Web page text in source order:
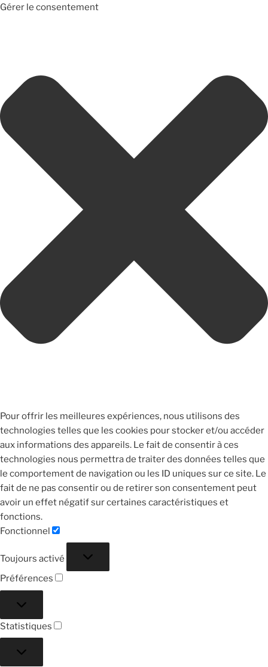
Gérer le consentement
Pour offrir les meilleures expériences, nous utilisons des
technologies telles que les cookies pour stocker et/ou accéder
aux informations des appareils. Le fait de consentir à ces
technologies nous permettra de traiter des données telles que
le comportement de navigation ou les ID uniques sur ce site. Le
fait de ne pas consentir ou de retirer son consentement peut
avoir un effet négatif sur certaines caractéristiques et
fonctions.
Fonctionnel
Toujours activé
Préférences
Statistiques